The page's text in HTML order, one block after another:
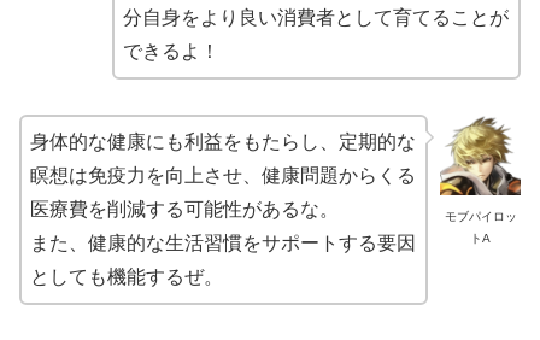
分自身をより良い消費者として育てることが
できるよ！
モブパイロッ
トA
身体的な健康にも利益をもたらし、定期的な
瞑想は免疫力を向上させ、健康問題からくる
医療費を削減する可能性があるな。
また、健康的な生活習慣をサポートする要因
としても機能するぜ。